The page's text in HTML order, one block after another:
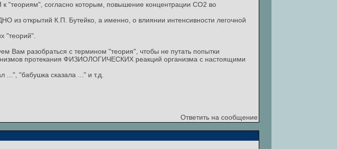
согласно которым, повышение концентрации СО2 во
открытий К.П. Бутейко, а именно, о влиянии интенсивности легочной
"теорий".
Вам разобраться с термином "теория", чтобы не путать попытки
протекания ФИЗИОЛОГИЧЕСКИХ реакций организма с настоящими
...", "бабушка сказала ..." и т.д.
Ответить на сообщение